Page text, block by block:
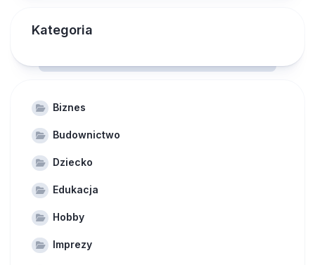
Kategoria
Biznes
Budownictwo
Dziecko
Edukacja
Hobby
Imprezy